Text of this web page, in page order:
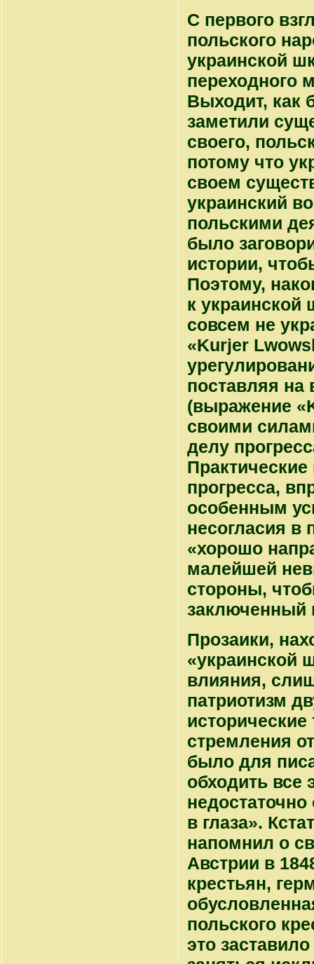
С первого
польского
украинской
переходного
Выходит, как
заметили
своего,
потому что
своем
украинский
польскими
было
истории,
Поэтому,
к украинской
совсем не
«Kurjer
поставляя
(выражение
своими
делу
прогресса,
особенным
несогласия в
«хорошо
малейшей
стороны,
заключенный
Прозаики,
«украинской
влияния,
патриотизм
стремления
было для
обходить все
в глаза».
напомнил о
Австрии в
крестьян,
польского
это